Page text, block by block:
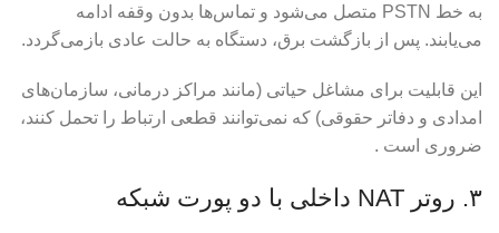
به خط PSTN متصل می‌شود و تماس‌ها بدون وقفه ادامه
می‌یابند. پس از بازگشت برق، دستگاه به حالت عادی بازمی‌گردد.
این قابلیت برای مشاغل حیاتی (مانند مراکز درمانی، سازمان‌های
امدادی و دفاتر حقوقی) که نمی‌توانند قطعی ارتباط را تحمل کنند،
ضروری است .
۳. روتر NAT داخلی با دو پورت شبکه